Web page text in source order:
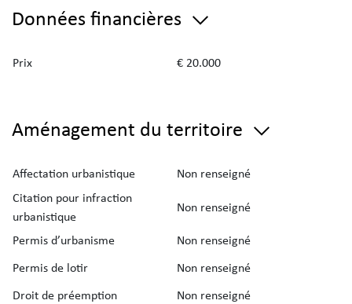
Données financières
Prix € 20.000
Aménagement du territoire
Affectation urbanistique
Non renseigné
Citation pour infraction
urbanistique
Non renseigné
Permis d’urbanisme
Non renseigné
Permis de lotir
Non renseigné
Droit de préemption
Non renseigné